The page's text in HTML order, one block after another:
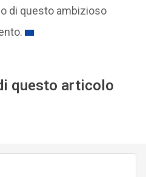
di questo ambizioso
questo articolo